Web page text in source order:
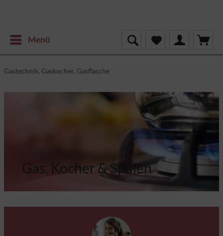
Menü
Gastechnik, Gaskocher, Gasflasche
Gas, Kocher & Spülen